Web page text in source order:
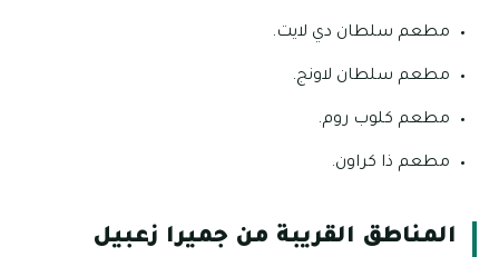
مطعم سلطان دي لايت.
مطعم سلطان لاونج.
مطعم كلوب روم.
مطعم ذا كراون.
المناطق القريبة من جميرا زعبيل